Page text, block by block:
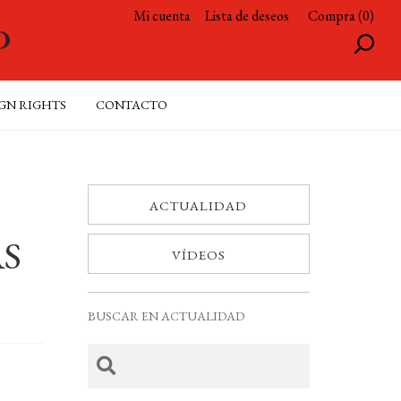
Mi cuenta Lista de deseos Compra (0)
RIGHTS CONTACTO
ACTUALIDAD
VÍDEOS
BUSCAR EN ACTUALIDAD